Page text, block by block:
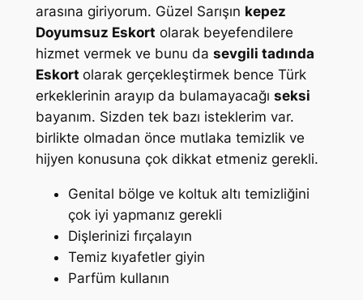
arasına giriyorum. Güzel Sarışın kepez
Doyumsuz Eskort olarak beyefendilere
hizmet vermek ve bunu da sevgili tadında
Eskort olarak gerçekleştirmek bence Türk
erkeklerinin arayıp da bulamayacağı seksi
bayanım. Sizden tek bazı isteklerim var.
birlikte olmadan önce mutlaka temizlik ve
hijyen konusuna çok dikkat etmeniz gerekli.
Genital bölge ve koltuk altı temizliğini
çok iyi yapmanız gerekli
Dişlerinizi fırçalayın
Temiz kıyafetler giyin
Parfüm kullanın